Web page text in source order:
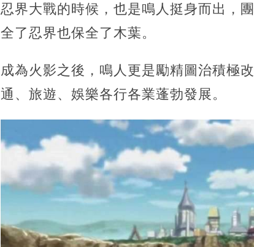
忍界大戰的時候，也是鳴人挺身而出，
全了忍界也保全了木葉。
成為火影之後，鳴人更是勵精圖治積極
通、旅遊、娛樂各行各業蓬勃發展。